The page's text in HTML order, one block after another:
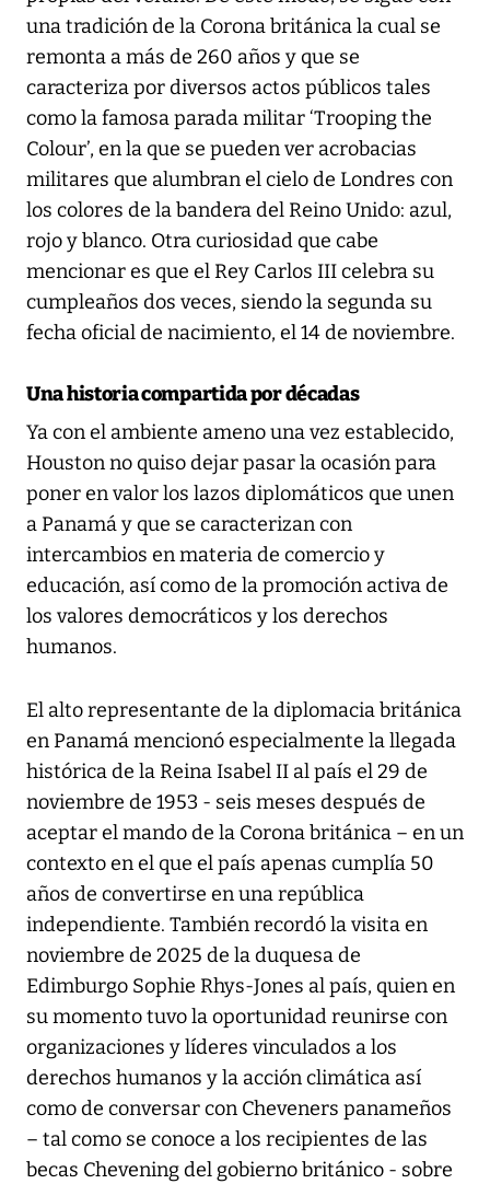
una tradición de la Corona británica la cual se
remonta a más de 260 años y que se
caracteriza por diversos actos públicos tales
como la famosa parada militar ‘Trooping the
Colour’, en la que se pueden ver acrobacias
militares que alumbran el cielo de Londres con
los colores de la bandera del Reino Unido: azul,
rojo y blanco. Otra curiosidad que cabe
mencionar es que el Rey Carlos III celebra su
cumpleaños dos veces, siendo la segunda su
fecha oficial de nacimiento, el 14 de noviembre.
Una historia compartida por décadas
Ya con el ambiente ameno una vez establecido,
Houston no quiso dejar pasar la ocasión para
poner en valor los lazos diplomáticos que unen
a Panamá y que se caracterizan con
intercambios en materia de comercio y
educación, así como de la promoción activa de
los valores democráticos y los derechos
humanos.
El alto representante de la diplomacia británica
en Panamá mencionó especialmente la llegada
histórica de la Reina Isabel II al país el 29 de
noviembre de 1953 - seis meses después de
aceptar el mando de la Corona británica – en un
contexto en el que el país apenas cumplía 50
años de convertirse en una república
independiente. También recordó la visita en
noviembre de 2025 de la duquesa de
Edimburgo Sophie Rhys-Jones al país, quien en
su momento tuvo la oportunidad reunirse con
organizaciones y líderes vinculados a los
derechos humanos y la acción climática así
como de conversar con Cheveners panameños
– tal como se conoce a los recipientes de las
becas Chevening del gobierno británico - sobre